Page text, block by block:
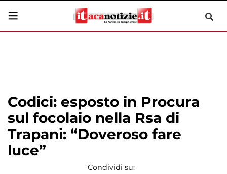
Codici: esposto in Procura
sul focolaio nella Rsa di
Trapani: “Doveroso fare
luce”
Condividi su: